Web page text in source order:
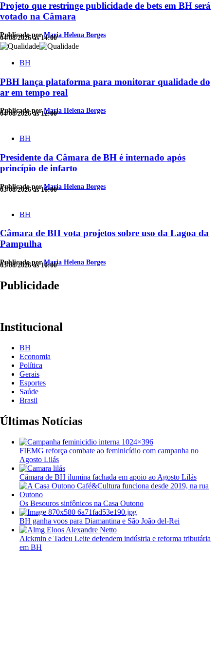
Projeto que restringe publicidade de bets em BH será
votado na Câmara
Publicado porMaria Helena Borges
04/08/2026 às 14:00
BH
PBH lança plataforma para monitorar qualidade do
ar em tempo real
Publicado porMaria Helena Borges
04/08/2026 às 12:00
BH
Presidente da Câmara de BH é internado após
princípio de infarto
Publicado porMaria Helena Borges
03/08/2026 às 16:00
BH
Câmara de BH vota projetos sobre uso da Lagoa da
Pampulha
Publicado porMaria Helena Borges
03/08/2026 às 10:00
Publicidade
Institucional
BH
Economia
Política
Gerais
Esportes
Saúde
Brasil
Últimas Notícias
FIEMG reforça combate ao feminicídio com campanha no
Agosto Lilás
Câmara de BH ilumina fachada em apoio ao Agosto Lilás
Os Besouros sinfônicos na Casa Outono
BH ganha voos para Diamantina e São João del-Rei
Alckmin e Tadeu Leite defendem indústria e reforma tributária
em BH